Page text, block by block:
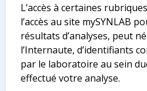
L’accès à certaines
l’accès au site mySYNLAB
résultats d’analyses, peut
l’Internaute, d’identifiants
par le laboratoire au sein
effectué votre analyse.